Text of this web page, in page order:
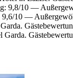
9,8/10 —
10 —
Garda.